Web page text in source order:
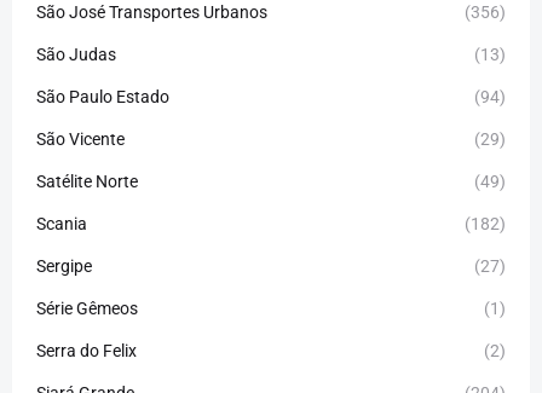
São José Transportes Urbanos (356)
São Judas (13)
São Paulo Estado (94)
São Vicente (29)
Satélite Norte (49)
Scania (182)
Sergipe (27)
Série Gêmeos (1)
Serra do Felix (2)